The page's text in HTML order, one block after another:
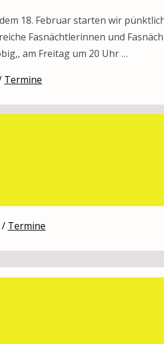
18. Februar starten wir
Fasnächtlerinnen und
am Freitag um 20 Uhr …
Termine
Hammschnörri‚ wird die 40igste
Liebe die in das Blatt gesteckt
wäre es …
/ Termine
MZA Schönengrund. Pünktlich
uns auf zahlreiche Zuhörer und